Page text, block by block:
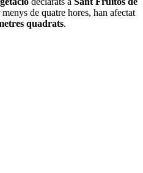
de quatre hores, han afectat
quadrats.